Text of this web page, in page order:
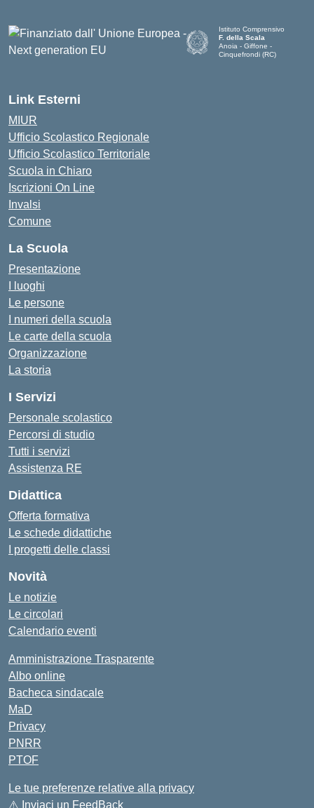
Istituto Comprensivo
F. della Scala
Anoia - Giffone -
Cinquefrondi (RC)
Link Esterni
MIUR
Ufficio Scolastico Regionale
Ufficio Scolastico Territoriale
Scuola in Chiaro
Iscrizioni On Line
Invalsi
Comune
La Scuola
Presentazione
I luoghi
Le persone
I numeri della scuola
Le carte della scuola
Organizzazione
La storia
I Servizi
Personale scolastico
Percorsi di studio
Tutti i servizi
Assistenza RE
Didattica
Offerta formativa
Le schede didattiche
I progetti delle classi
Novità
Le notizie
Le circolari
Calendario eventi
Amministrazione Trasparente
Albo online
Bacheca sindacale
MaD
Privacy
PNRR
PTOF
Le tue preferenze relative alla privacy
⚠️ Inviaci un FeedBack